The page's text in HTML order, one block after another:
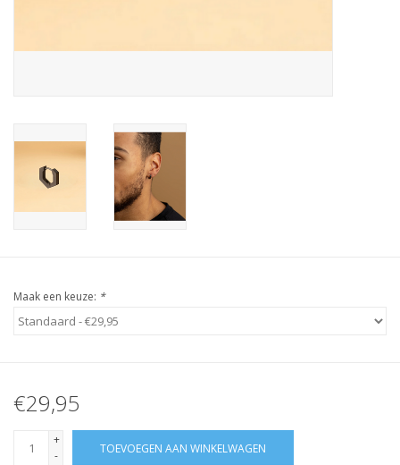
Maak een keuze: *
€29,95
+
-
TOEVOEGEN AAN WINKELWAGEN